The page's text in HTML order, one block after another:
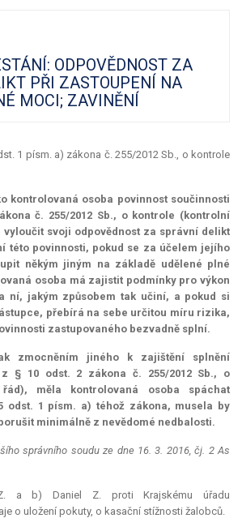
ODPOVĚDNOST ZA
PŘI ZASTOUPENÍ NA
MOCI; ZAVINĚNÍ
1 písm. a) zákona č. 255/2012 Sb., o kontrole
kontrolovaná osoba povinnost součinnosti
č. 255/2012 Sb., o kontrole (kontrolní
vyloučit svoji odpovědnost za správní delikt
této povinnosti, pokud se za účelem jejího
někým jiným na základě udělené plné
osoba má zajistit podmínky pro výkon
ní, jakým způsobem tak učiní, a pokud si
přebírá na sebe určitou míru rizika,
zastupovaného bezvadně splní.
zmocněním jiného k zajištění splnění
§ 10 odst. 2 zákona č. 255/2012 Sb., o
měla kontrolovaná osoba spáchat
odst. 1 písm. a) téhož zákona, musela by
minimálně z nevědomé nedbalosti.
správního soudu ze dne 16. 3. 2016, čj. 2 As
a b) Daniel Z. proti Krajskému úřadu
o uložení pokuty, o kasační stížnosti žalobců.